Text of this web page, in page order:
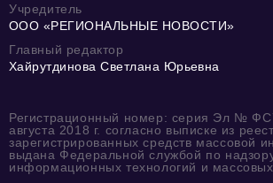
Учредитель
ООО «РЕГИОНАЛЬНЫЕ НОВОСТИ»
Главный редактор
Хайрутдинова Светлана Юрьевна
Регистрационный номер: серия Эл №
августа 2018 г. согласно выписке из
зарегистрированных средств массовой
выдана Федеральной службой по
информационных технологий и